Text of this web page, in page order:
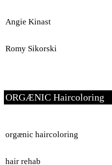
Angie Kinast
Romy Sikorski
ORGÆNIC Haircoloring
orgænic haircoloring
hair rehab